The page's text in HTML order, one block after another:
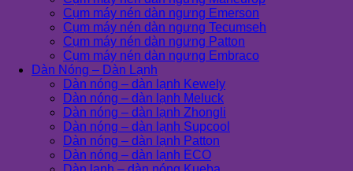
Cụm máy nén dàn ngưng Emerson
Cụm máy nén dàn ngưng Tecumseh
Cụm máy nén dàn ngưng Patton
Cụm máy nén dàn ngưng Embraco
Dàn Nóng – Dàn Lạnh
Dàn nóng – dàn lạnh Kewely
Dàn nóng – dàn lạnh Meluck
Dàn nóng – dàn lạnh Zhongli
Dàn nóng – dàn lạnh Supcool
Dàn nóng – dàn lạnh Patton
Dàn nóng – dàn lạnh ECO